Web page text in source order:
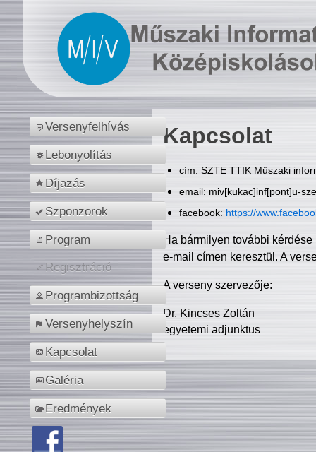
Versenyfelhívás
Lebonyolítás
Díjazás
Szponzorok
Program
Regisztráció
Programbizottság
Versenyhelyszín
Kapcsolat
Galéria
Eredmények
Kapcsolat
cím: SZTE TTIK Műszaki
email: miv[kukac]inf[pont]u-
facebook: https://
Ha bármilyen további
e-mail címen keresztül. A
A verseny szervezője:
Dr. Kincses Zoltán
egyetemi adjunktus